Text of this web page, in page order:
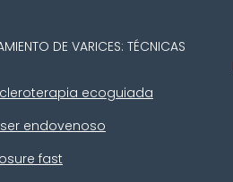
DE VARICES: TÉCNICAS
ecoguiada
endovenoso
fast